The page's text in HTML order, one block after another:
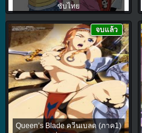
ซับไทย
Queen’s Blade ควีนเบลด (ภาค1)
จบแล้ว